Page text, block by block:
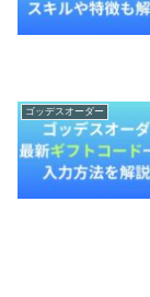
ゴッデスオーダー